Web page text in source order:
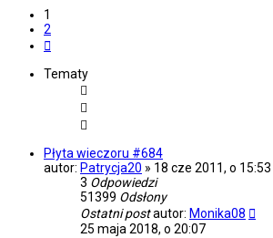
1
2
Tematy
Płyta wieczoru #684
autor: Patrycja20 » 18 cze 2011, o 15:53
3 Odpowiedzi
51399 Odsłony
Ostatni postautor: Monika08
25 maja 2018, o 20:07